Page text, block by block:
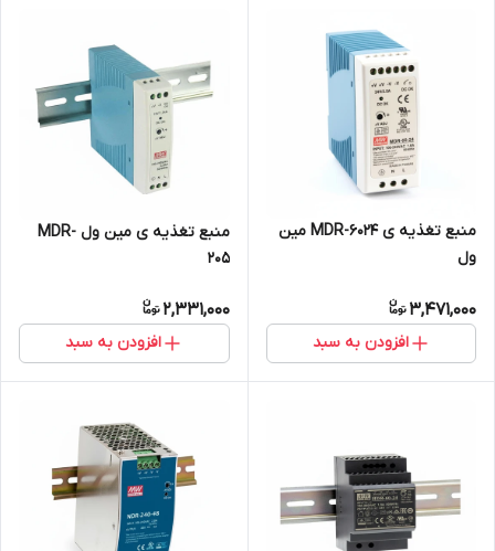
منبع تغذیه ی MDR-6024 مین
ول
3,471,000
افزودن به سبد
منبع تغذیه ی مین ول MDR-
205
2,331,000
افزودن به سبد